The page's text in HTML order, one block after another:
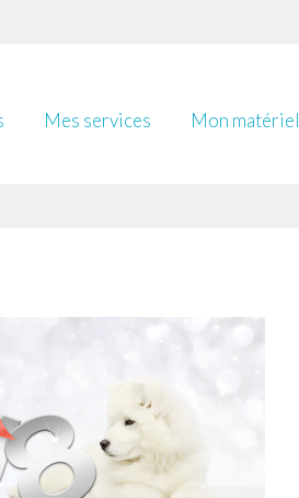
Mes services Mon matériel